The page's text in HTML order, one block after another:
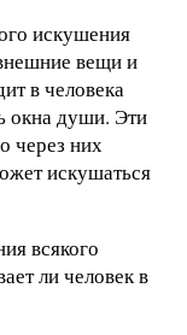
искушения
вещи и
в человека
окна души. Эти
через них
искушаться
всякого
ли человек в